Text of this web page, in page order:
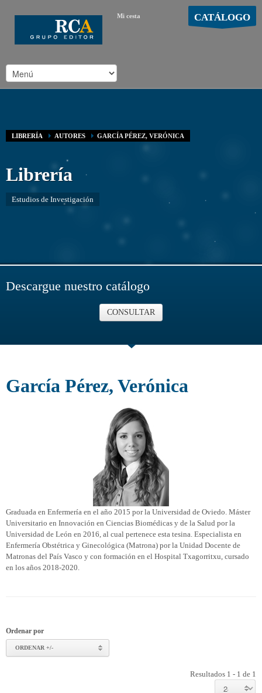
Mi cesta CATÁLOGO
LIBRERÍA AUTORES GARCÍA PÉREZ, VERÓNICA
Librería
Estudios de Investigación
Descargue nuestro catálogo
CONSULTAR
García Pérez, Verónica
Graduada en Enfermería en el año 2015 por la Universidad de Oviedo. Máster
Universitario en Innovación en Ciencias Biomédicas y de la Salud por la
Universidad de León en 2016, al cual pertenece esta tesina. Especialista en
Enfermería Obstétrica y Ginecológica (Matrona) por la Unidad Docente de
Matronas del País Vasco y con formación en el Hospital Txagorritxu, cursado
en los años 2018-2020.
Ordenar por
ORDENAR +/-
Resultados 1 - 1 de 1